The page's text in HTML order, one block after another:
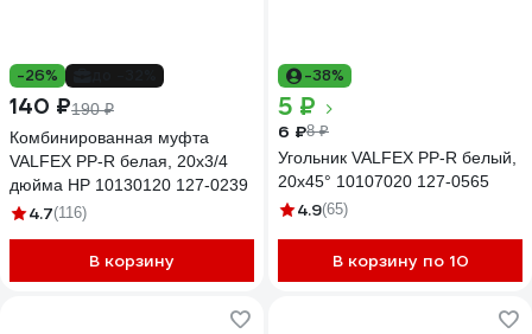
-26%
140 ₽190 ₽
Комбинированная муфта
VALFEX PP-R белая, 20х3/4
дюйма НР 10130120 127-0239
4.7(116)
В корзину
-38%
5 ₽
6 ₽8 ₽
Угольник VALFEX PP-R белый,
20х45° 10107020 127-0565
4.9(65)
В корзину по 10